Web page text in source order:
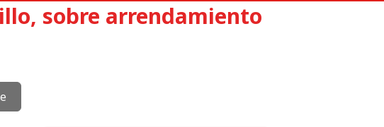
sobre arrendamiento